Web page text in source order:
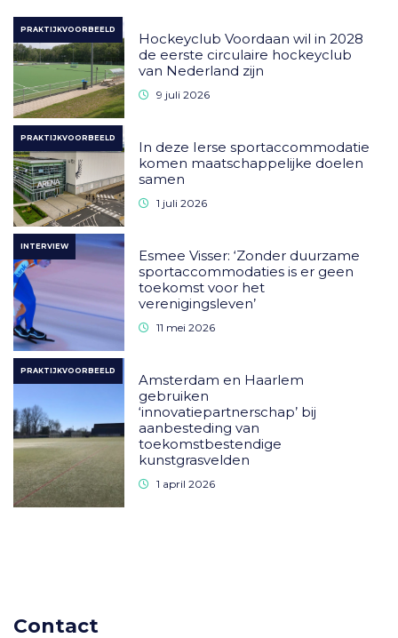
PRAKTIJKVOORBEELD
Hockeyclub Voordaan wil in 2028
de eerste circulaire hockeyclub
van Nederland zijn
9 juli 2026
PRAKTIJKVOORBEELD
In deze Ierse sportaccommodatie
komen maatschappelijke doelen
samen
1 juli 2026
INTERVIEW
Esmee Visser: ‘Zonder duurzame
sportaccommodaties is er geen
toekomst voor het
verenigingsleven’
11 mei 2026
PRAKTIJKVOORBEELD
Amsterdam en Haarlem
gebruiken
‘innovatiepartnerschap’ bij
aanbesteding van
toekomstbestendige
kunstgrasvelden
1 april 2026
Contact